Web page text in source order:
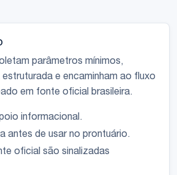
parâmetros mínimos,
e encaminham ao fluxo
em fonte oficial brasileira.
informacional.
antes de usar no prontuário.
oficial são sinalizadas